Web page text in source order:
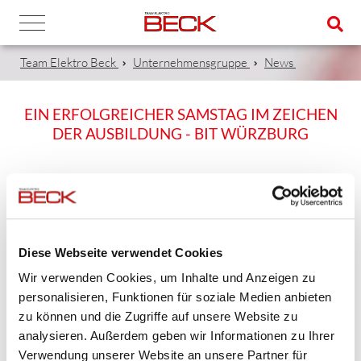
Diese Webseite verwendet Cookies
Wir verwenden Cookies, um Inhalte und Anzeigen zu
personalisieren, Funktionen für soziale Medien anbieten
zu können und die Zugriffe auf unsere Website zu
analysieren. Außerdem geben wir Informationen zu Ihrer
Verwendung unserer Website an unsere Partner für
Team Elektro Beck Unternehmensgruppe News
EIN ERFOLGREICHER SAMSTAG IM ZEICHEN
DER AUSBILDUNG - BIT WÜRZBURG
27.03.2023
Arena stattgefunden. Gemeinsam mit ca 150 anderen
Ausstellern und Firmen aus der Region haben wir uns als
Ausbildungsbetrieb im Handwerk präsentiert.
Junge Menschen mit und ohne Eltern kamen dieses Jahr sehr